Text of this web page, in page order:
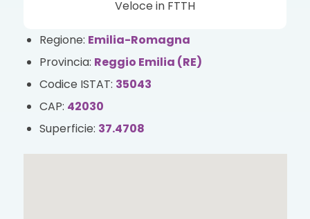
Regione: Emilia-Romagna
Provincia: Reggio Emilia (RE)
Codice ISTAT: 35043
CAP: 42030
Superficie: 37.4708